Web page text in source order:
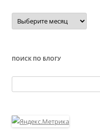
Архивы
ПОИСК ПО БЛОГУ